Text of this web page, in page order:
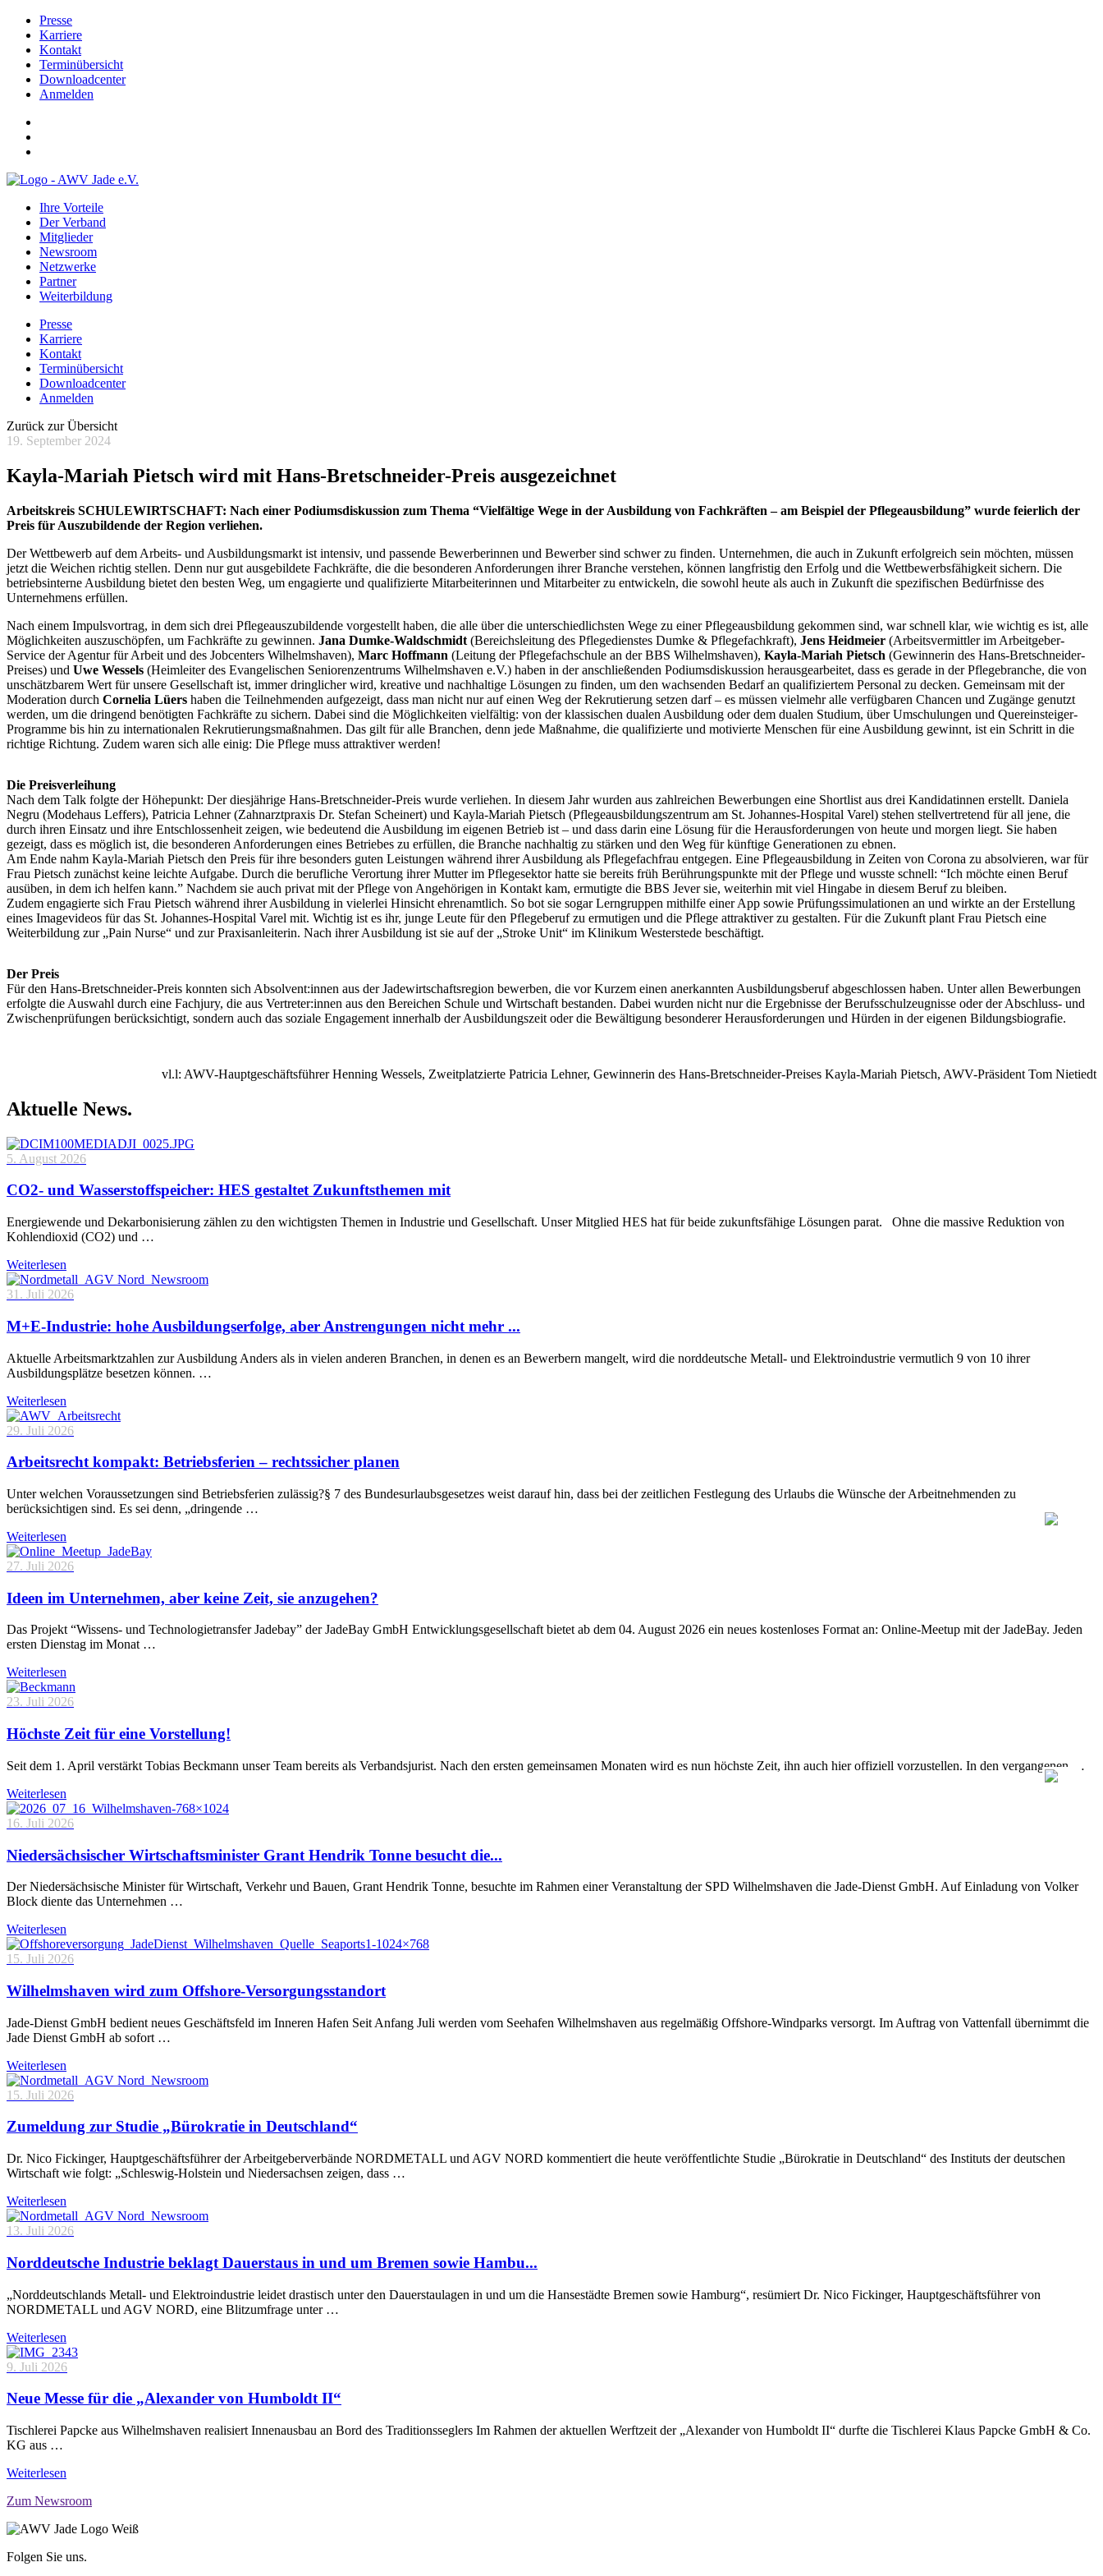
Presse
Karriere
Kontakt
Terminübersicht
Downloadcenter
Anmelden
Ihre Vorteile
Der Verband
Mitglieder
Newsroom
Netzwerke
Partner
Weiterbildung
Presse
Karriere
Kontakt
Terminübersicht
Downloadcenter
Anmelden
Zurück zur Übersicht
19. September 2024
Kayla-Mariah Pietsch wird mit Hans-Bretschneider-Preis ausgezeichnet
Arbeitskreis SCHULEWIRTSCHAFT: Nach einer Podiumsdiskussion zum Thema “Vielfältige Wege in der Ausbildung von Fachkräften – am Beispiel der Pflegeausbildung” wurde feierlich der
Preis für Auszubildende der Region verliehen.
Der Wettbewerb auf dem Arbeits- und Ausbildungsmarkt ist intensiv, und passende Bewerberinnen und Bewerber sind schwer zu finden. Unternehmen, die auch in Zukunft erfolgreich sein möchten, müssen
jetzt die Weichen richtig stellen. Denn nur gut ausgebildete Fachkräfte, die die besonderen Anforderungen ihrer Branche verstehen, können langfristig den Erfolg und die Wettbewerbsfähigkeit sichern. Die
betriebsinterne Ausbildung bietet den besten Weg, um engagierte und qualifizierte Mitarbeiterinnen und Mitarbeiter zu entwickeln, die sowohl heute als auch in Zukunft die spezifischen Bedürfnisse des
Unternehmens erfüllen.
Nach einem Impulsvortrag, in dem sich drei Pflegeauszubildende vorgestellt haben, die alle über die unterschiedlichsten Wege zu einer Pflegeausbildung gekommen sind, war schnell klar, wie wichtig es ist, alle
Möglichkeiten auszuschöpfen, um Fachkräfte zu gewinnen. Jana Dumke-Waldschmidt (Bereichsleitung des Pflegedienstes Dumke & Pflegefachkraft), Jens Heidmeier (Arbeitsvermittler im Arbeitgeber-
Service der Agentur für Arbeit und des Jobcenters Wilhelmshaven), Marc Hoffmann (Leitung der Pflegefachschule an der BBS Wilhelmshaven), Kayla-Mariah Pietsch (Gewinnerin des Hans-Bretschneider-
Preises) und Uwe Wessels (Heimleiter des Evangelischen Seniorenzentrums Wilhelmshaven e.V.) haben in der anschließenden Podiumsdiskussion herausgearbeitet, dass es gerade in der Pflegebranche, die von
unschätzbarem Wert für unsere Gesellschaft ist, immer dringlicher wird, kreative und nachhaltige Lösungen zu finden, um den wachsenden Bedarf an qualifiziertem Personal zu decken. Gemeinsam mit der
Moderation durch Cornelia Lüers haben die Teilnehmenden aufgezeigt, dass man nicht nur auf einen Weg der Rekrutierung setzen darf – es müssen vielmehr alle verfügbaren Chancen und Zugänge genutzt
werden, um die dringend benötigten Fachkräfte zu sichern. Dabei sind die Möglichkeiten vielfältig: von der klassischen dualen Ausbildung oder dem dualen Studium, über Umschulungen und Quereinsteiger-
Programme bis hin zu internationalen Rekrutierungsmaßnahmen. Das gilt für alle Branchen, denn jede Maßnahme, die qualifizierte und motivierte Menschen für eine Ausbildung gewinnt, ist ein Schritt in die
richtige Richtung. Zudem waren sich alle einig: Die Pflege muss attraktiver werden!
Die Preisverleihung
Nach dem Talk folgte der Höhepunkt: Der diesjährige Hans-Bretschneider-Preis wurde verliehen. In diesem Jahr wurden aus zahlreichen Bewerbungen eine Shortlist aus drei Kandidatinnen erstellt. Daniela
Negru (Modehaus Leffers), Patricia Lehner (Zahnarztpraxis Dr. Stefan Scheinert) und Kayla-Mariah Pietsch (Pflegeausbildungszentrum am St. Johannes-Hospital Varel) stehen stellvertretend für all jene, die
durch ihren Einsatz und ihre Entschlossenheit zeigen, wie bedeutend die Ausbildung im eigenen Betrieb ist – und dass darin eine Lösung für die Herausforderungen von heute und morgen liegt. Sie haben
gezeigt, dass es möglich ist, die besonderen Anforderungen eines Betriebes zu erfüllen, die Branche nachhaltig zu stärken und den Weg für künftige Generationen zu ebnen.
Am Ende nahm Kayla-Mariah Pietsch den Preis für ihre besonders guten Leistungen während ihrer Ausbildung als Pflegefachfrau entgegen. Eine Pflegeausbildung in Zeiten von Corona zu absolvieren, war für
Frau Pietsch zunächst keine leichte Aufgabe. Durch die berufliche Verortung ihrer Mutter im Pflegesektor hatte sie bereits früh Berührungspunkte mit der Pflege und wusste schnell: “Ich möchte einen Beruf
ausüben, in dem ich helfen kann.” Nachdem sie auch privat mit der Pflege von Angehörigen in Kontakt kam, ermutigte die BBS Jever sie, weiterhin mit viel Hingabe in diesem Beruf zu bleiben.
Zudem engagierte sich Frau Pietsch während ihrer Ausbildung in vielerlei Hinsicht ehrenamtlich. So bot sie sogar Lerngruppen mithilfe einer App sowie Prüfungssimulationen an und wirkte an der Erstellung
eines Imagevideos für das St. Johannes-Hospital Varel mit. Wichtig ist es ihr, junge Leute für den Pflegeberuf zu ermutigen und die Pflege attraktiver zu gestalten. Für die Zukunft plant Frau Pietsch eine
Weiterbildung zur „Pain Nurse“ und zur Praxisanleiterin. Nach ihrer Ausbildung ist sie auf der „Stroke Unit“ im Klinikum Westerstede beschäftigt.
Der Preis
Für den Hans-Bretschneider-Preis konnten sich Absolvent:innen aus der Jadewirtschaftsregion bewerben, die vor Kurzem einen anerkannten Ausbildungsberuf abgeschlossen haben. Unter allen Bewerbungen
erfolgte die Auswahl durch eine Fachjury, die aus Vertreter:innen aus den Bereichen Schule und Wirtschaft bestanden. Dabei wurden nicht nur die Ergebnisse der Berufsschulzeugnisse oder der Abschluss- und
Zwischenprüfungen berücksichtigt, sondern auch das soziale Engagement innerhalb der Ausbildungszeit oder die Bewältigung besonderer Herausforderungen und Hürden in der eigenen Bildungsbiografie.
vl.l: AWV-Hauptgeschäftsführer Henning Wessels, Zweitplatzierte Patricia Lehner, Gewinnerin des Hans-Bretschneider-Preises Kayla-Mariah Pietsch, AWV-Präsident Tom Nietiedt
Aktuelle News.
5. August 2026
CO2- und Wasserstoffspeicher: HES gestaltet Zukunftsthemen mit
Energiewende und Dekarbonisierung zählen zu den wichtigsten Themen in Industrie und Gesellschaft. Unser Mitglied HES hat für beide zukunftsfähige Lösungen parat. Ohne die massive Reduktion von
Kohlendioxid (CO2) und …
Weiterlesen
31. Juli 2026
M+E-Industrie: hohe Ausbildungserfolge, aber Anstrengungen nicht mehr ...
Aktuelle Arbeitsmarktzahlen zur Ausbildung Anders als in vielen anderen Branchen, in denen es an Bewerbern mangelt, wird die norddeutsche Metall- und Elektroindustrie vermutlich 9 von 10 ihrer
Ausbildungsplätze besetzen können. …
Weiterlesen
29. Juli 2026
Arbeitsrecht kompakt: Betriebsferien – rechtssicher planen
Unter welchen Voraussetzungen sind Betriebsferien zulässig?§ 7 des Bundesurlaubsgesetzes weist darauf hin, dass bei der zeitlichen Festlegung des Urlaubs die Wünsche der Arbeitnehmenden zu
berücksichtigen sind. Es sei denn, „dringende …
Weiterlesen
27. Juli 2026
Ideen im Unternehmen, aber keine Zeit, sie anzugehen?
Das Projekt “Wissens- und Technologietransfer Jadebay” der JadeBay GmbH Entwicklungsgesellschaft bietet ab dem 04. August 2026 ein neues kostenloses Format an: Online-Meetup mit der JadeBay. Jeden
ersten Dienstag im Monat …
Weiterlesen
23. Juli 2026
Höchste Zeit für eine Vorstellung!
Seit dem 1. April verstärkt Tobias Beckmann unser Team bereits als Verbandsjurist. Nach den ersten gemeinsamen Monaten wird es nun höchste Zeit, ihn auch hier offiziell vorzustellen. In den vergangenen …
Weiterlesen
16. Juli 2026
Niedersächsischer Wirtschaftsminister Grant Hendrik Tonne besucht die...
Der Niedersächsische Minister für Wirtschaft, Verkehr und Bauen, Grant Hendrik Tonne, besuchte im Rahmen einer Veranstaltung der SPD Wilhelmshaven die Jade-Dienst GmbH. Auf Einladung von Volker
Block diente das Unternehmen …
Weiterlesen
15. Juli 2026
Wilhelmshaven wird zum Offshore-Versorgungsstandort
Jade-Dienst GmbH bedient neues Geschäftsfeld im Inneren Hafen Seit Anfang Juli werden vom Seehafen Wilhelmshaven aus regelmäßig Offshore-Windparks versorgt. Im Auftrag von Vattenfall übernimmt die
Jade Dienst GmbH ab sofort …
Weiterlesen
15. Juli 2026
Zumeldung zur Studie „Bürokratie in Deutschland“
Dr. Nico Fickinger, Hauptgeschäftsführer der Arbeitgeberverbände NORDMETALL und AGV NORD kommentiert die heute veröffentlichte Studie „Bürokratie in Deutschland“ des Instituts der deutschen
Wirtschaft wie folgt: „Schleswig-Holstein und Niedersachsen zeigen, dass …
Weiterlesen
13. Juli 2026
Norddeutsche Industrie beklagt Dauerstaus in und um Bremen sowie Hambu...
„Norddeutschlands Metall- und Elektroindustrie leidet drastisch unter den Dauerstaulagen in und um die Hansestädte Bremen sowie Hamburg“, resümiert Dr. Nico Fickinger, Hauptgeschäftsführer von
NORDMETALL und AGV NORD, eine Blitzumfrage unter …
Weiterlesen
9. Juli 2026
Neue Messe für die „Alexander von Humboldt II“
Tischlerei Papcke aus Wilhelmshaven realisiert Innenausbau an Bord des Traditionsseglers Im Rahmen der aktuellen Werftzeit der „Alexander von Humboldt II“ durfte die Tischlerei Klaus Papcke GmbH & Co.
KG aus …
Weiterlesen
Zum Newsroom
Folgen Sie uns.